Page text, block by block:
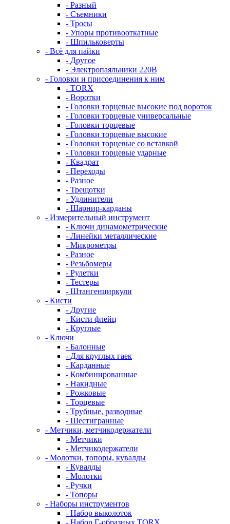
- Разный
- Съемники
- Тросы
- Упоры противооткатные
- Шпильковерты
- Всё для пайки
- Другое
- Электропаяльники 220В
- Головки и присоединения к ним
- TORX
- Воротки
- Головки торцевые высокие под вороток
- Головки торцевые универсальные
- Головки торцевые
- Головки торцевые высокие
- Головки торцевые со вставкой
- Головки торцевые ударные
- Квадрат
- Переходы
- Разное
- Трещотки
- Удлинители
- Шарнир-карданы
- Измерительный инструмент
- Ключи динамометрические
- Линейки металлические
- Микрометры
- Разное
- Резьбомеры
- Рулетки
- Тестеры
- Штангенциркули
- Кисти
- Другие
- Кисти флейц
- Круглые
- Ключи
- Балонные
- Для круглых гаек
- Карданные
- Комбинированные
- Накидные
- Рожковые
- Торцевые
- Трубные, разводные
- Шестигранные
- Метчики, метчикодержатели
- Метчики
- Метчикодержатели
- Молотки, топоры, кувалды
- Кувалды
- Молотки
- Ручки
- Топоры
- Наборы инструментов
- Набор выколоток
- Набор Г-образных TORX